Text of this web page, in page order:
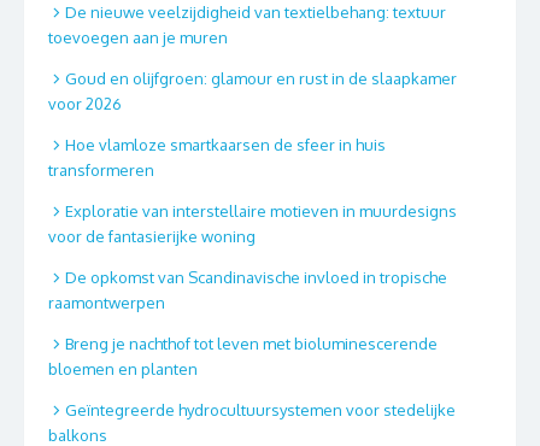
De nieuwe veelzijdigheid van textielbehang: textuur
toevoegen aan je muren
Goud en olijfgroen: glamour en rust in de slaapkamer
voor 2026
Hoe vlamloze smartkaarsen de sfeer in huis
transformeren
Exploratie van interstellaire motieven in muurdesigns
voor de fantasierijke woning
De opkomst van Scandinavische invloed in tropische
raamontwerpen
Breng je nachthof tot leven met bioluminescerende
bloemen en planten
Geïntegreerde hydrocultuursystemen voor stedelijke
balkons